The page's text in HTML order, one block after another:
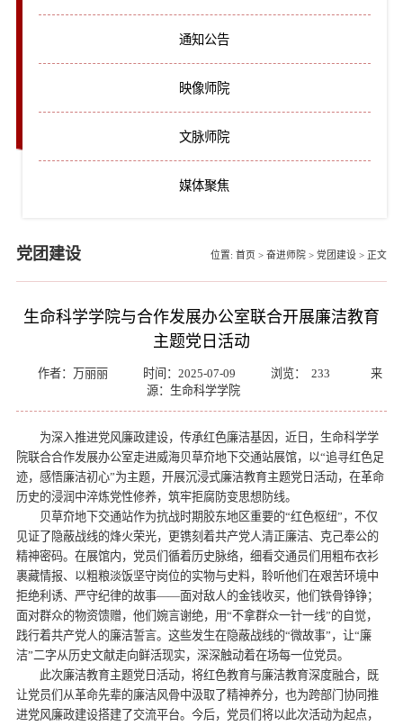
通知公告
映像师院
文脉师院
媒体聚焦
党团建设 位置: 首页 > 奋进师院 > 党团建设 > 正文
生命科学学院与合作发展办公室联合开展廉洁教育
主题党日活动
作者：万丽丽 时间：2025-07-09 浏览： 233
来
源：生命科学学院
为深入推进党风廉政建设，传承红色廉洁基因，近日，生命科学学
院联合合作发展办公室走进威海贝草夼地下交通站展馆，以“追寻红色足
迹，感悟廉洁初心”为主题，开展沉浸式廉洁教育主题党日活动，在革命
历史的浸润中淬炼党性修养，筑牢拒腐防变思想防线。
贝草夼地下交通站作为抗战时期胶东地区重要的“红色枢纽”，不仅
见证了隐蔽战线的烽火荣光，更镌刻着共产党人清正廉洁、克己奉公的
精神密码。在展馆内，党员们循着历史脉络，细看交通员们用粗布衣衫
裹藏情报、以粗粮淡饭坚守岗位的实物与史料，聆听他们在艰苦环境中
拒绝利诱、严守纪律的故事——面对敌人的金钱收买，他们铁骨铮铮；
面对群众的物资馈赠，他们婉言谢绝，用“不拿群众一针一线”的自觉，
践行着共产党人的廉洁誓言。这些发生在隐蔽战线的“微故事”，让“廉
洁”二字从历史文献走向鲜活现实，深深触动着在场每一位党员。
此次廉洁教育主题党日活动，将红色教育与廉洁教育深度融合，既
让党员们从革命先辈的廉洁风骨中汲取了精神养分，也为跨部门协同推
进党风廉政建设搭建了交流平台。今后，党员们将以此次活动为起点，